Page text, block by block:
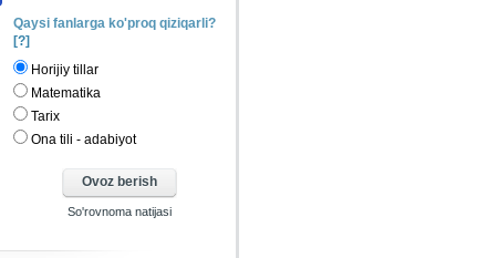
Qaysi fanlarga ko'proq qiziqarli?
[?]
Horijiy tillar
Matematika
Tarix
Ona tili - adabiyot